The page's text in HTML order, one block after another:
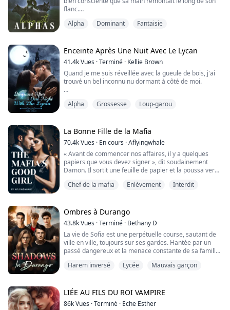
flanc.
main était si rugueuse, si grande, et la façon dont elle
Tu es si sensible."
"Non, ils ont essayé... mais je ne les ai pas.....
Alpha Dominant Fantaisie
Enceinte Après Une Nuit Avec Le Lycan
41.4kVues ·Terminé · Kellie Brown
Quand je me suis réveillée avec la gueule de bois, j'ai
trouvé un bel inconnu nu dormant à côté de moi.
oméga sans loup et sans odeur.
train de coucher avec ma sœur.
Je suis allée au bar pour me saouler, et j'ai
accidentellement eu une avent...
Alpha Grossesse Loup-garou
La Bonne Fille de la Mafia
70.4kVues · En cours ·Aflyingwhale
« Avant de commencer nos affaires, il y a quelques
papiers que vous devez signer », dit soudainement
Damon. Il sortit une feuille de papier et la poussa vers
« Un accord écrit pour le prix de notre transaction »,
répondit Damon. Il le dit si calmement et si
nonchalamment, comme s'il n'était pas en train
d'acheter la virginité d'une fille pour un ...
Chef de la mafia Enlèvement Interdit
Ombres à Durango
43.8kVues ·Terminé · Bethany D
La vie de Sofia est une perpétuelle course, sautant de
ville en ville, toujours sur ses gardes. Hantée par un
passé dangereux et la menace constante de sa famille,
Colorado. Avec un appartement vide et une
pour rester en ville aussi ...
Harem inversé Lycée Mauvais garçon
LIÉE AU FILS DU ROI VAMPIRE
86kVues ·Terminé · Eche Esther